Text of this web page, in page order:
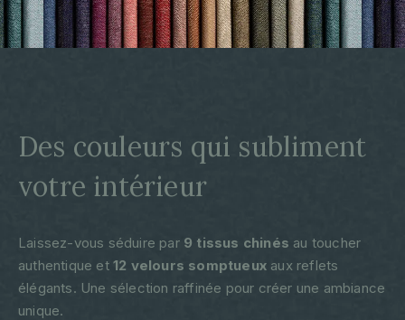
Des couleurs qui subliment
votre intérieur
Laissez-vous séduire par 9 tissus chinés au toucher
authentique et 12 velours somptueux aux reflets
élégants. Une sélection raffinée pour créer une ambiance
unique.